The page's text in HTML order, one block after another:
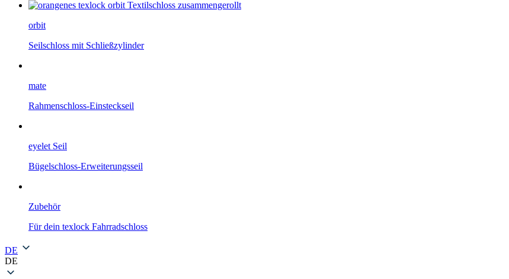
orbit
Seilschloss mit Schließzylinder
mate
Rahmenschloss-Einsteckseil
eyelet Seil
Bügelschloss-Erweiterungsseil
Zubehör
Für dein texlock Fahrradschloss
DE
DE